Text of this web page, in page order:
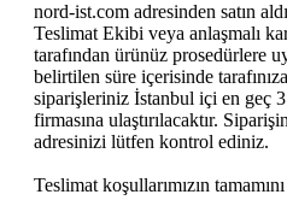
nord-ist.com adresinden satın
Teslimat Ekibi veya anlaşmalı
tarafından ürünüz prosedürlere
belirtilen süre içerisinde
siparişleriniz İstanbul içi en geç
firmasına ulaştırılacaktır.
adresinizi lütfen kontrol ediniz.
Teslimat koşullarımızın tamamını